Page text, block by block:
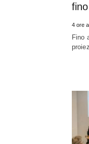
4 ore
Fino